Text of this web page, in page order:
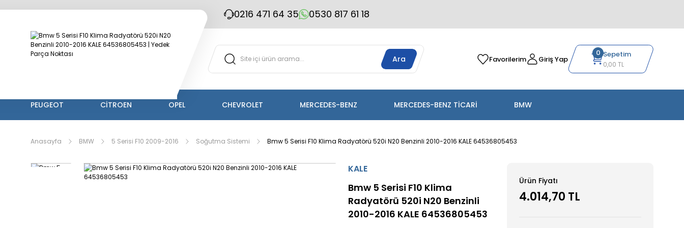
0216 471 64 35 0530 817 61 18
Ara Favorilerim Giriş Yap
0 Sepetim
0,00 TL
PEUGEOT CİTROEN OPEL CHEVROLET MERCEDES-BENZ MERCEDES-BENZ TİCARİ BMW
Anasayfa BMW 5 Serisi F10 2009-2016 Soğutma Sistemi Bmw 5 Serisi F10 Klima Radyatörü 520i N20 Benzinli 2010-2016 KALE 64536805453
KALE
Bmw 5 Serisi F10 Klima
Radyatörü 520i N20 Benzinli
2010-2016 KALE 64536805453
Ürün Fiyatı
4.014,70 TL